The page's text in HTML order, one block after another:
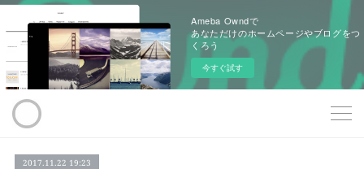
Ameba Owndで
あなただけのホームページやブログをつ
くろう
今すぐ試す
2017.11.22 19:23